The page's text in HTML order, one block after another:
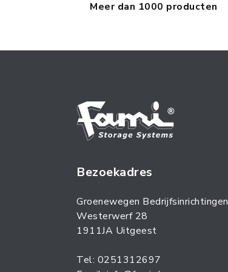
Meer dan 1000 producten
Bezoekadres
Groenewegen Bedrijfsinrichtingen
Westerwerf 28
1911JA Uitgeest
Tel: 0251312697